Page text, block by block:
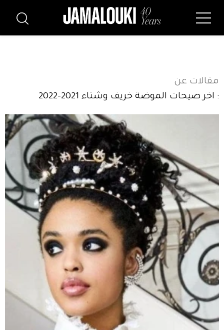
مقالات عن
: اخر صيحات الموضة خريف وشتاء 2021-2022